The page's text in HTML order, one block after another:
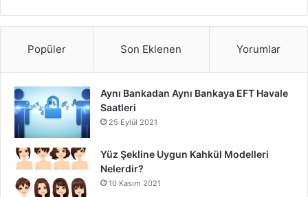
Popüler Son Eklenen Yorumlar
Aynı Bankadan Aynı Bankaya EFT Havale
Saatleri
25 Eylül 2021
Yüz Şekline Uygun Kahkül Modelleri
Nelerdir?
10 Kasım 2021